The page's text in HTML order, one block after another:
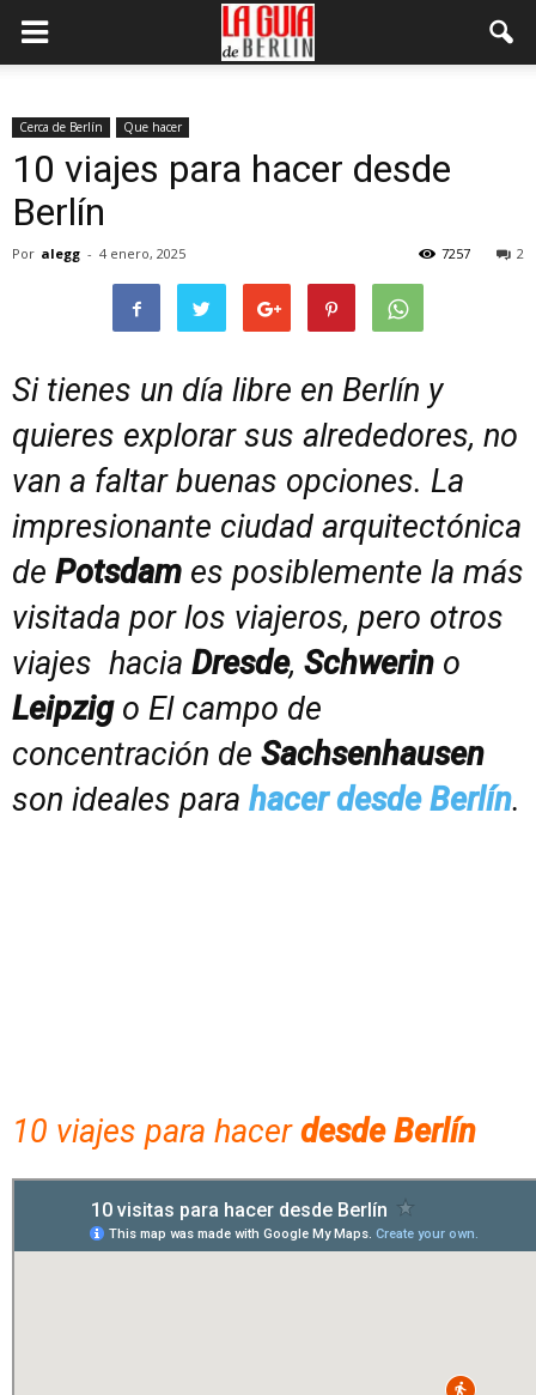
Cerca de Berlín Que hacer
10 viajes para hacer desde
Berlín
Por alegg - 4 enero, 2025 2
7257
Si tienes un día libre en Berlín y
quieres explorar sus alrededores, no
van a faltar buenas opciones. La
impresionante ciudad arquitectónica
de Potsdam es posiblemente la más
visitada por los viajeros, pero otros
viajes hacia Dresde, Schwerin o
Leipzigo El campo de
concentración de Sachsenhausen
son ideales para hacer desde Berlín.
10 viajes para hacerdesde Berlín